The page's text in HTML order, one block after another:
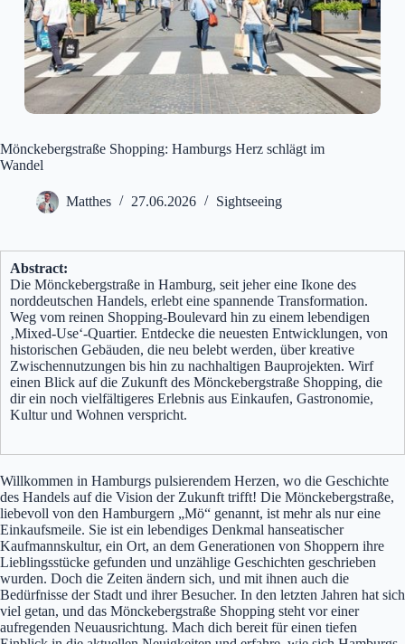
Mönckebergstraße Shopping: Hamburgs Herz schlägt im
Wandel
Matthes 27.06.2026 Sightseeing
Abstract:
Die Mönckebergstraße in Hamburg, seit jeher eine Ikone des
norddeutschen Handels, erlebt eine spannende Transformation.
Weg vom reinen Shopping-Boulevard hin zu einem lebendigen
‚Mixed-Use‘-Quartier. Entdecke die neuesten Entwicklungen, von
historischen Gebäuden, die neu belebt werden, über kreative
Zwischennutzungen bis hin zu nachhaltigen Bauprojekten. Wirf
einen Blick auf die Zukunft des Mönckebergstraße Shopping, die
dir ein noch vielfältigeres Erlebnis aus Einkaufen, Gastronomie,
Kultur und Wohnen verspricht.
Willkommen in Hamburgs pulsierendem Herzen, wo die Geschichte
des Handels auf die Vision der Zukunft trifft! Die Mönckebergstraße,
liebevoll von den Hamburgern „Mö“ genannt, ist mehr als nur eine
Einkaufsmeile. Sie ist ein lebendiges Denkmal hanseatischer
Kaufmannskultur, ein Ort, an dem Generationen von Shoppern ihre
Lieblingsstücke gefunden und unzählige Geschichten geschrieben
wurden. Doch die Zeiten ändern sich, und mit ihnen auch die
Bedürfnisse der Stadt und ihrer Besucher. In den letzten Jahren hat sich
viel getan, und das Mönckebergstraße Shopping steht vor einer
aufregenden Neuausrichtung. Mach dich bereit für einen tiefen